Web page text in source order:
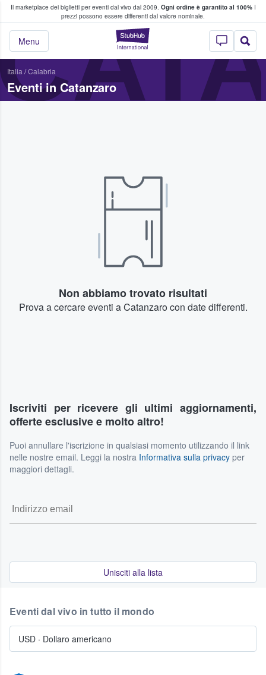
Il marketplace dei biglietti per eventi dal vivo dal 2009. Ogni ordine è garantito al 100%I
prezzi possono essere differenti dal valore nominale.
StubHub - Dove
Menu
fan comprano e vendono biglietti
Italia /Calabria
Eventi in Catanzaro
Non abbiamo trovato risultati
Prova a cercare eventi a Catanzaro con date differenti.
Iscriviti per ricevere gli ultimi aggiornamenti,
offerte esclusive e molto altro!
Puoi annullare l'iscrizione in qualsiasi momento utilizzando il link
nelle nostre email. Leggi la nostra Informativa sulla privacy per
maggiori dettagli.
Unisciti alla lista
Eventi dal vivo in tutto il mondo
USD · Dollaro americano